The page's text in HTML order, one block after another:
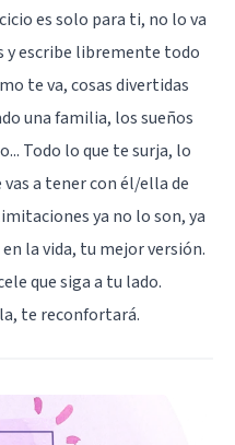
es solo para ti, no lo va
y escribe libremente todo
te va, cosas divertidas
una familia, los sueños
Todo lo que te surja, lo
a tener con él/ella de
ya no lo son, ya
la vida, tu mejor versión.
que siga a tu lado.
te reconfortará.